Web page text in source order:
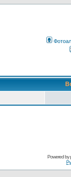
Powered by